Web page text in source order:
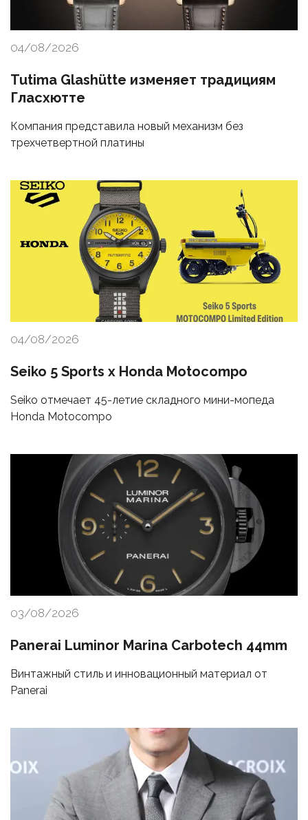
04/08/2026
Tutima Glashütte изменяет традициям
Гласхютте
Компания представила новый механизм без
трехчетвертной платины
04/08/2026
Seiko 5 Sports x Honda Motocompo
Seiko отмечает 45-летие складного мини-мопеда
Honda Motocompo
03/08/2026
Panerai Luminor Marina Carbotech 44mm
Винтажный стиль и инновационный материал от
Panerai